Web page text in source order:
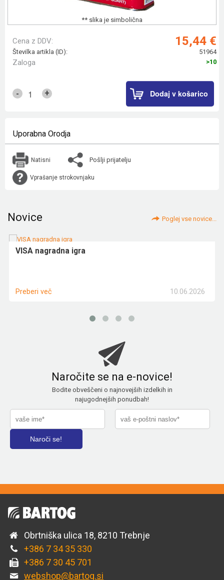
** slika je simbolična
Cena z DDV: 15,44 €
Številka artikla (ID): 51964
Zaloga >10
- + Dodaj v košarico
Uporabna Orodja
Natisni Pošlji prijatelju
Vprašanje strokovnjaku
Novice Poglej vse novice...
VISA nagradna igra
10.06.2026
Preberi več
Naročite se na e-novice!
Bodite obveščeni o najnovejših izdelkih in
najugodnejših ponudbah!
Obrtniška ulica 18, 8210 Trebnje
+386 7 34 35 330
+386 7 30 45 701
webshop@bartog.si